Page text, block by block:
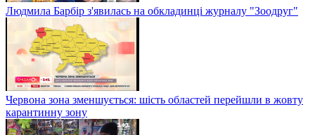
Людмила Барбір з'явилась на обкладинці журналу "Зоодруг"
Червона зона зменшується: шість областей перейшли в жовту
карантинну зону